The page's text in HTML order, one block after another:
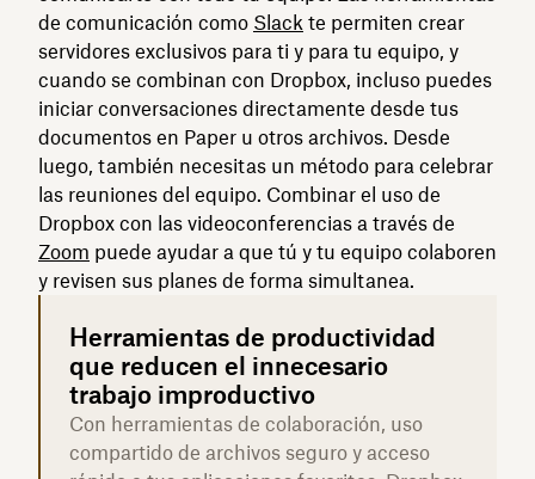
de comunicación como Slack te permiten crear
servidores exclusivos para ti y para tu equipo, y
cuando se combinan con Dropbox, incluso puedes
iniciar conversaciones directamente desde tus
documentos en Paper u otros archivos. Desde
luego, también necesitas un método para celebrar
las reuniones del equipo. Combinar el uso de
Dropbox con las videoconferencias a través de
Zoom puede ayudar a que tú y tu equipo colaboren
y revisen sus planes de forma simultanea.
Herramientas de productividad
que reducen el innecesario
trabajo improductivo
Con herramientas de colaboración, uso
compartido de archivos seguro y acceso